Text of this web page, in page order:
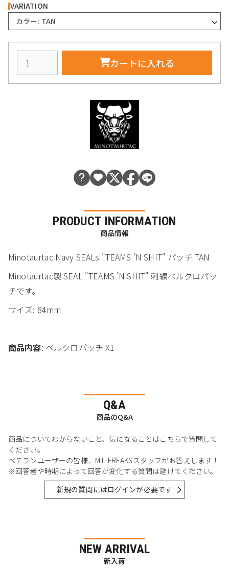
VARIATION
カラー: TAN
カートに入れる
PRODUCT INFORMATION
商品情報
Minotaurtac Navy SEALs "TEAMS 'N SHIT" パッチ TAN
Minotaurtac製 SEAL "TEAMS 'N SHIT" 刺繍ベルクロパッ
チです。
サイズ: 84mm
商品内容: ベルクロパッチ X1
Q&A
商品のQ&A
商品についてわからないこと、気になることはこちらで質問して
ください。
ベテランユーザーの皆様、MIL-FREAKSスタッフがお答えします！
※回答者や時期によって回答が変化する質問は避けてください。
新規の質問にはログインが必要です
NEW ARRIVAL
新入荷